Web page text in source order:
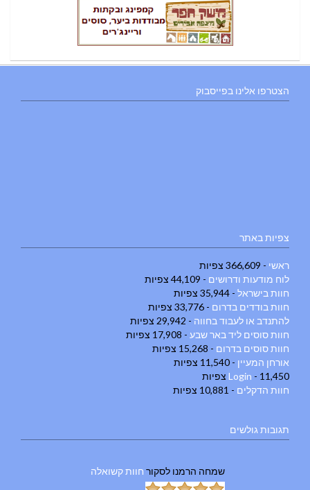
הצטרפו אלינו בפייסבוק
צפיות באתר
ראשי - 366,609 צפיות
לוח מודעות ודרושים - 44,109 צפיות
חוות בישראל - 35,944 צפיות
חוות בודדים בדרום - 33,776 צפיות
להתנדב או לעבוד בחווה - 29,942 צפיות
חוות סוסים ליד באר שבע - 17,908 צפיות
חוות סוסים בדרום - 15,268 צפיות
אורחן המעיין - 11,540 צפיות
Login - 11,450 צפיות
חוות הדקלים - 10,881 צפיות
תגובות גולשים
שמחה הרמנו לסקור חוות קשואלה